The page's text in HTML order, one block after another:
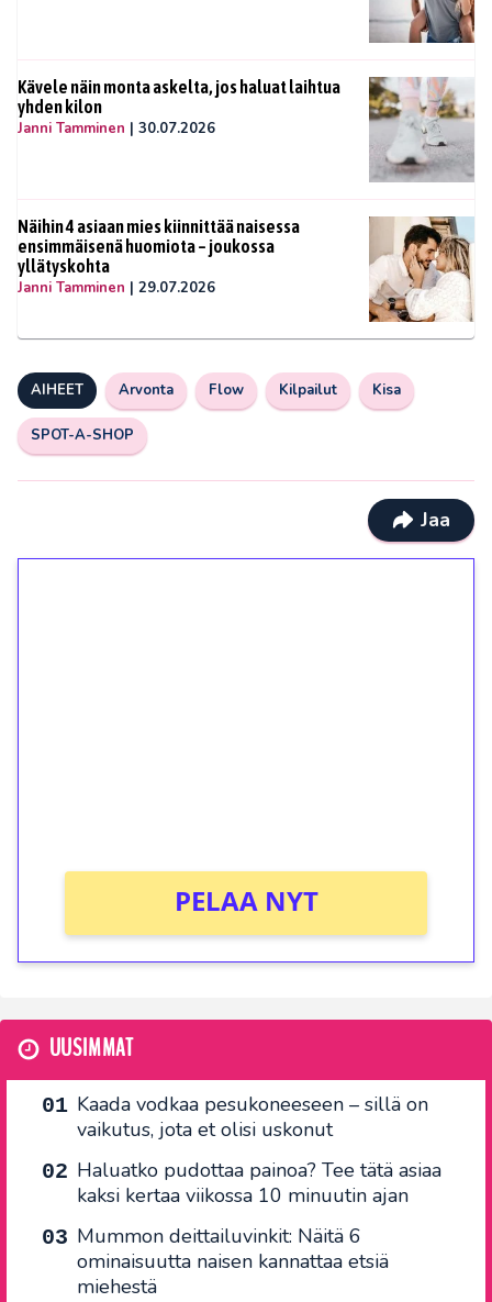
Kävele näin monta askelta, jos haluat laihtua
yhden kilon
Janni Tamminen | 30.07.2026
Näihin 4 asiaan mies kiinnittää naisessa
ensimmäisenä huomiota – joukossa
yllätyskohta
Janni Tamminen | 29.07.2026
AIHEET Arvonta Flow Kilpailut Kisa
SPOT-A-SHOP
Jaa
PELAA NYT
UUSIMMAT
Kaada vodkaa pesukoneeseen – sillä on
vaikutus, jota et olisi uskonut
Haluatko pudottaa painoa? Tee tätä asiaa
kaksi kertaa viikossa 10 minuutin ajan
Mummon deittailuvinkit: Näitä 6
ominaisuutta naisen kannattaa etsiä
miehestä